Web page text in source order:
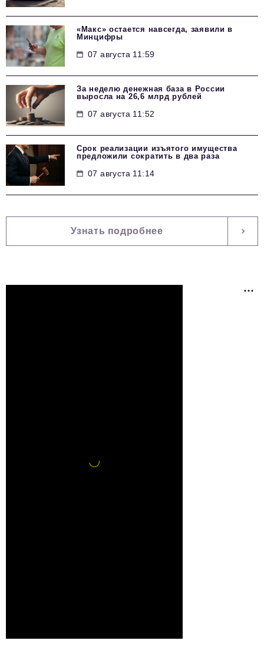
«Макс» остается навсегда, заявили в
Минцифры
07 августа 11:59
За неделю денежная база в России
выросла на 26,6 млрд рублей
07 августа 11:52
Срок реализации изъятого имущества
предложили сократить в два раза
07 августа 11:14
Узнать подробнее